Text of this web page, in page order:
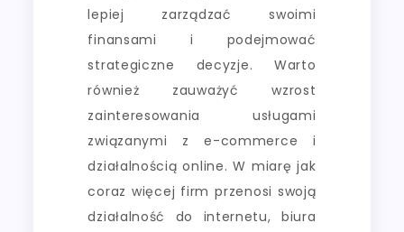
lepiej zarządzać swoimi
finansami i podejmować
strategiczne decyzje. Warto
również zauważyć wzrost
zainteresowania usługami
związanymi z e-commerce i
działalnością online. W miarę jak
coraz więcej firm przenosi swoją
działalność do internetu, biura